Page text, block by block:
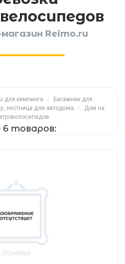
Reimo.ru
для кемпинга /
Багажник для
лестница для автодома
/
Дом на
6 товаров: